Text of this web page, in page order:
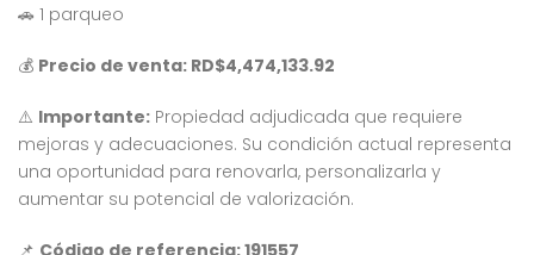
🚗 1 parqueo
💰 Precio de venta: RD$4,474,133.92
⚠️ Importante: Propiedad adjudicada que requiere
mejoras y adecuaciones. Su condición actual representa
una oportunidad para renovarla, personalizarla y
aumentar su potencial de valorización.
📌 Código de referencia: 191557
ningún
No se encontró ningún